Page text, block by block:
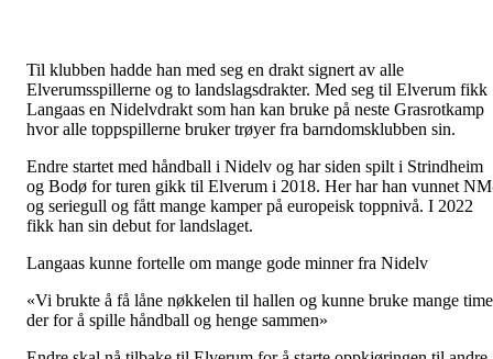
Til klubben hadde han med seg en drakt signert av alle
Elverumsspillerne og to landslagsdrakter. Med seg til Elverum fikk
Langaas en Nidelvdrakt som han kan bruke på neste Grasrotkamp
hvor alle toppspillerne bruker trøyer fra barndomsklubben sin.
Endre startet med håndball i Nidelv og har siden spilt i Strindheim
og Bodø for turen gikk til Elverum i 2018. Her har han vunnet
og seriegull og fått mange kamper på europeisk toppnivå. I 2022
fikk han sin debut for landslaget.
Langaas kunne fortelle om mange gode minner fra Nidelv
«Vi brukte å få låne nøkkelen til hallen og kunne bruke mange
der for å spille håndball og henge sammen»